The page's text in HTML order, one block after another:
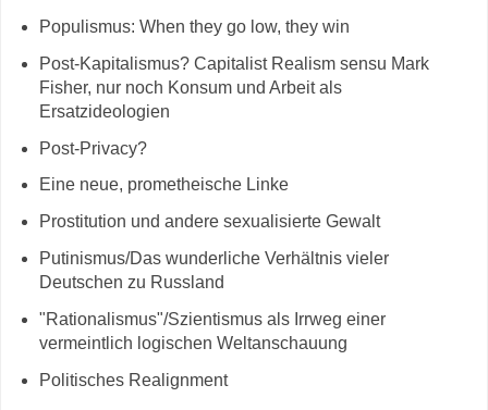
Populismus: When they go low, they win
Post-Kapitalismus? Capitalist Realism sensu Mark
Fisher, nur noch Konsum und Arbeit als
Ersatzideologien
Post-Privacy?
Eine neue, prometheische Linke
Prostitution und andere sexualisierte Gewalt
Putinismus/Das wunderliche Verhältnis vieler
Deutschen zu Russland
"Rationalismus"/Szientismus als Irrweg einer
vermeintlich logischen Weltanschauung
Politisches Realignment